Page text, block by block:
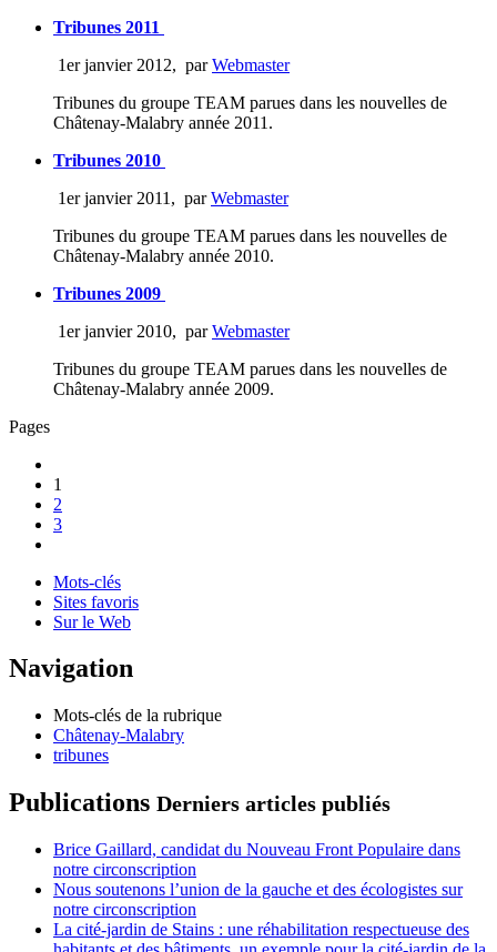
Tribunes 2011
1er janvier 2012, parWebmaster
Tribunes du groupe TEAM parues dans les nouvelles de
Châtenay-Malabry année 2011.
Tribunes 2010
1er janvier 2011 , parWebmaster
Tribunes du groupe TEAM parues dans les nouvelles de
Châtenay-Malabry année 2010.
Tribunes 2009
1er janvier 2010, parWebmaster
Tribunes du groupe TEAM parues dans les nouvelles de
Châtenay-Malabry année 2009.
Pages
1
2
3
Mots-clés
Sites favoris
Sur le Web
Navigation
Mots-clés de la rubrique
Châtenay-Malabry
tribunes
Publications Derniers articles publiés
Brice Gaillard, candidat du Nouveau Front Populaire dans
notre circonscription
Nous soutenons l’union de la gauche et des écologistes sur
notre circonscription
La cité-jardin de Stains : une réhabilitation respectueuse des